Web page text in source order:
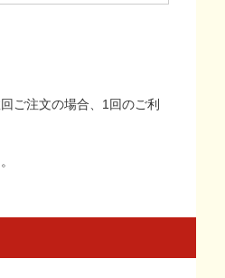
ご注文の場合、1回のご利